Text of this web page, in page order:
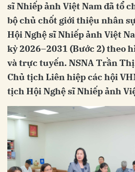
sĩ Nhiếp ảnh Việt Nam đã tổ
bộ chủ chốt giới thiệu nhân
Hội Nghệ sĩ Nhiếp ảnh Việt
kỳ 2026–2031 (Bước 2) theo
và trực tuyến. NSNA Trần
Chủ tịch Liên hiệp các hội
tịch Hội Nghệ sĩ Nhiếp ảnh